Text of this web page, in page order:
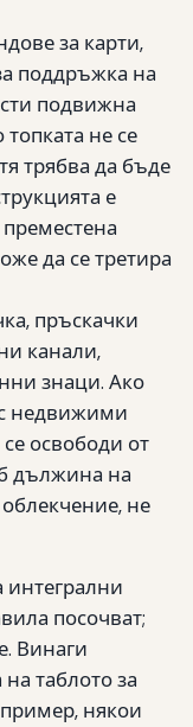
за карти,
поддръжка на
подвижна
не се
трябва да бъде
е
да се третира
пръскачки
канали,
знаци. Ако
недвижими
освободи от
дължина на
не
интегрални
посочват;
Винаги
таблото за
някои